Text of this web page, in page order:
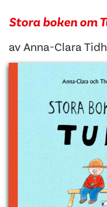
Stora boken om
avAnna-Clara